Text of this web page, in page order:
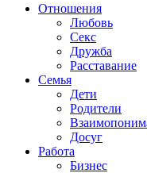
Отношения
Любовь
Секс
Дружба
Расставание
Семья
Дети
Родители
Досуг
Работа
Бизнес